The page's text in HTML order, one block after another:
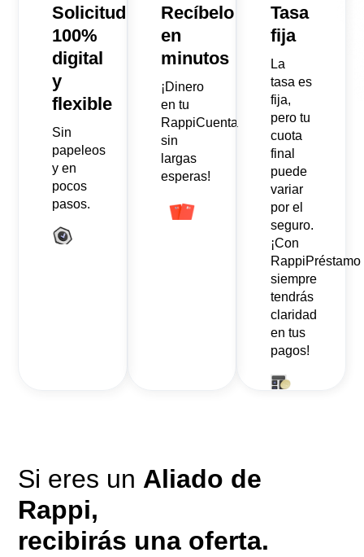
Solicitud
100%
digital
y
flexible
Sin
papeleos
y en
pocos
pasos.
Recíbelo
en
minutos
¡Dinero
en tu
RappiCuenta
sin
largas
esperas!
Tasa
fija
La
tasa es
fija,
pero tu
cuota
final
puede
variar
por el
seguro.
¡Con
RappiPréstamo
siempre
tendrás
claridad
en tus
pagos!
Si eres un Aliado de
Rappi,
recibirás una oferta.